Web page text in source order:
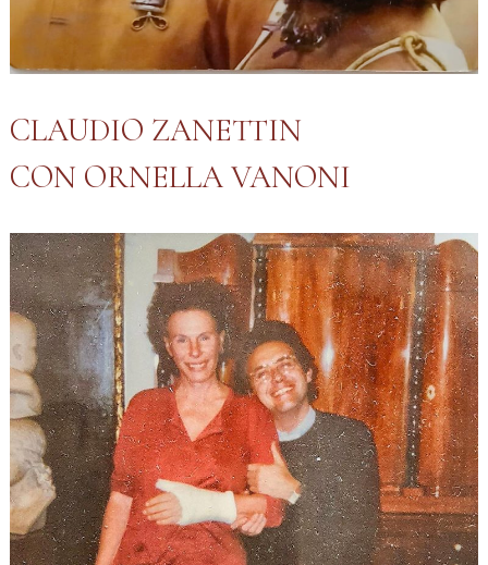
CLAUDIO ZANETTIN
CON ORNELLA VANONI